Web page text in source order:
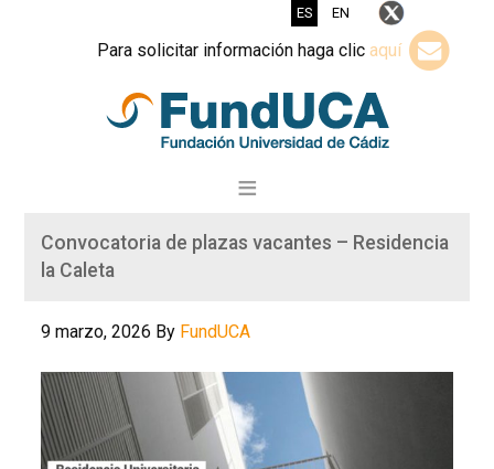
ES EN
Para solicitar información haga clic aquí
Convocatoria de plazas vacantes – Residencia
la Caleta
9 marzo, 2026 By FundUCA